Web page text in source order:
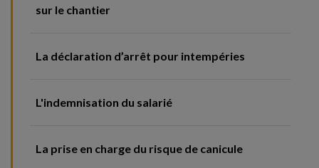
sur le chantier
La déclaration d’arrêt pour intempéries
L'indemnisation du salarié
La prise en charge du risque de canicule